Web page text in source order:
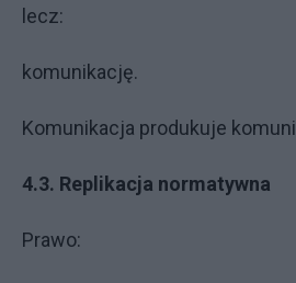
lecz:
komunikację.
Komunikacja produkuje
4.3. Replikacja normatywna
Prawo: